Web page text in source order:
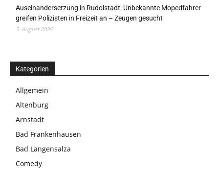
Auseinandersetzung in Rudolstadt: Unbekannte Mopedfahrer
greifen Polizisten in Freizeit an – Zeugen gesucht
5. August 2026
Kategorien
Allgemein
Altenburg
Arnstadt
Bad Frankenhausen
Bad Langensalza
Comedy